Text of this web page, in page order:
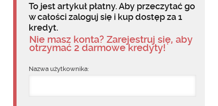
To jest artykuł płatny. Aby przeczytać go
w całości zaloguj się i kup dostęp za 1
kredyt.
Nie masz konta? Zarejestruj się, aby
otrzymać 2 darmowe kredyty!
Nazwa użytkownika: